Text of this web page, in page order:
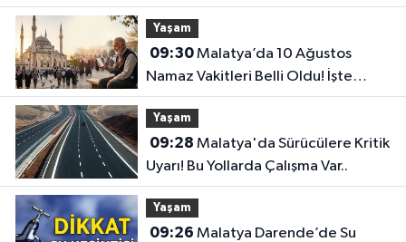
Yaşam
09:30Malatya’da 10 Ağustos
Namaz Vakitleri Belli Oldu! İşte
Günün Vakitleri
Yaşam
09:28
Uyarı! Bu Yollarda Çalışma Var..
Yaşam
09:26